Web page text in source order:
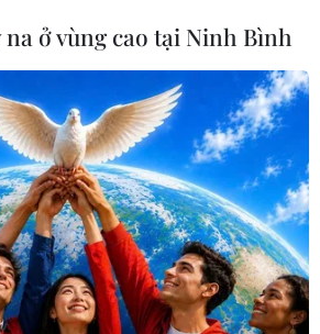
cung dầu
Giá dầu
động nhẹ khi triển vọng đàm
ở vùng cao tại Ninh Bình